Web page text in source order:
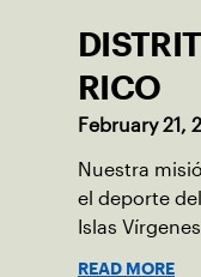
RICO
February 21,
Nuestra
el deporte
Islas
READ MORE